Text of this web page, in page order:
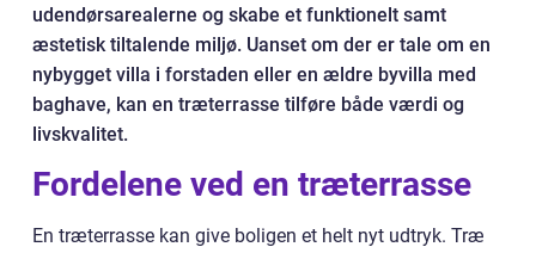
udendørsarealerne og skabe et funktionelt samt
æstetisk tiltalende miljø. Uanset om der er tale om en
nybygget villa i forstaden eller en ældre byvilla med
baghave, kan en træterrasse tilføre både værdi og
livskvalitet.
Fordelene ved en træterrasse
En træterrasse kan give boligen et helt nyt udtryk. Træ